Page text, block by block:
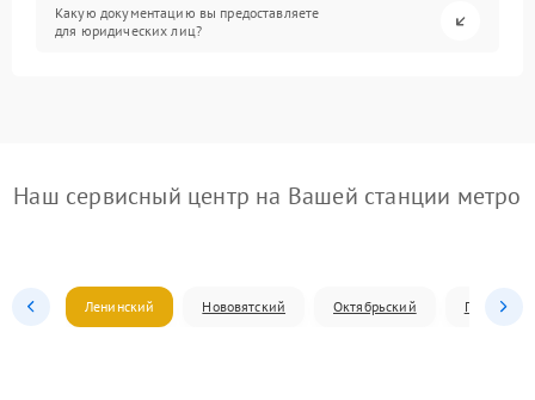
Какую документацию вы предоставляете
для юридических лиц?
Наш сервисный центр на Вашей станции метро
Ленинский Нововятский Октябрьский